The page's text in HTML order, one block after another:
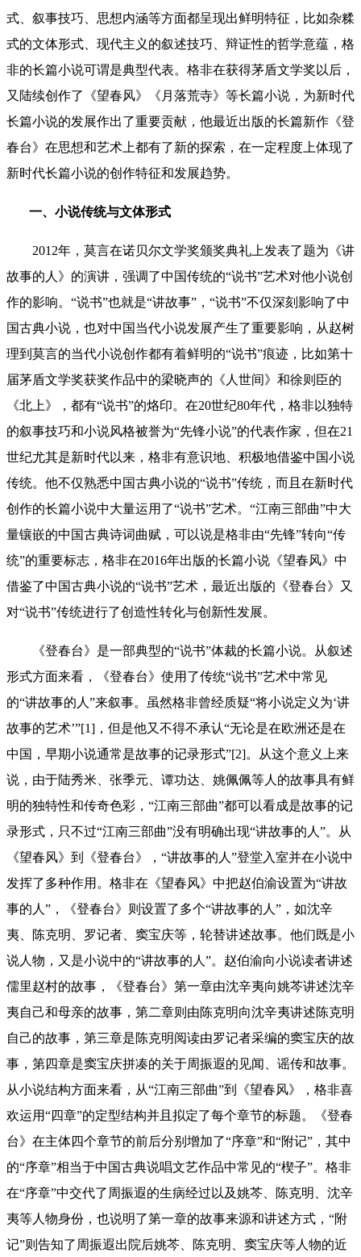
式、叙事技巧、思想内涵等方面都呈现出鲜明特征，比如杂糅
式的文体形式、现代主义的叙述技巧、辩证性的哲学意蕴，格
非的长篇小说可谓是典型代表。格非在获得茅盾文学奖以后，
又陆续创作了《望春风》《月落荒寺》等长篇小说，为新时代
长篇小说的发展作出了重要贡献，他最近出版的长篇新作《登
春台》在思想和艺术上都有了新的探索，在一定程度上体现了
新时代长篇小说的创作特征和发展趋势。
一、小说传统与文体形式
2012年，莫言在诺贝尔文学奖颁奖典礼上发表了题为《讲
故事的人》的演讲，强调了中国传统的“说书”艺术对他小说创
作的影响。“说书”也就是“讲故事”，“说书”不仅深刻影响了中
国古典小说，也对中国当代小说发展产生了重要影响，从赵树
理到莫言的当代小说创作都有着鲜明的“说书”痕迹，比如第十
届茅盾文学奖获奖作品中的梁晓声的《人世间》和徐则臣的
《北上》，都有“说书”的烙印。在20世纪80年代，格非以独特
的叙事技巧和小说风格被誉为“先锋小说”的代表作家，但在21
世纪尤其是新时代以来，格非有意识地、积极地借鉴中国小说
传统。他不仅熟悉中国古典小说的“说书”传统，而且在新时代
创作的长篇小说中大量运用了“说书”艺术。“江南三部曲”中大
量镶嵌的中国古典诗词曲赋，可以说是格非由“先锋”转向“传
统”的重要标志，格非在2016年出版的长篇小说《望春风》中
借鉴了中国古典小说的“说书”艺术，最近出版的《登春台》又
对“说书”传统进行了创造性转化与创新性发展。
《登春台》是一部典型的“说书”体裁的长篇小说。从叙述
形式方面来看，《登春台》使用了传统“说书”艺术中常见
的“讲故事的人”来叙事。虽然格非曾经质疑“将小说定义为‘讲
故事的艺术’”[1]，但是他又不得不承认“无论是在欧洲还是在
中国，早期小说通常是故事的记录形式”[2]。从这个意义上来
说，由于陆秀米、张季元、谭功达、姚佩佩等人的故事具有鲜
明的独特性和传奇色彩，“江南三部曲”都可以看成是故事的记
录形式，只不过“江南三部曲”没有明确出现“讲故事的人”。从
《望春风》到《登春台》，“讲故事的人”登堂入室并在小说中
发挥了多种作用。格非在《望春风》中把赵伯渝设置为“讲故
事的人”，《登春台》则设置了多个“讲故事的人”，如沈辛
夷、陈克明、罗记者、窦宝庆等，轮替讲述故事。他们既是小
说人物，又是小说中的“讲故事的人”。赵伯渝向小说读者讲述
儒里赵村的故事，《登春台》第一章由沈辛夷向姚芩讲述沈辛
夷自己和母亲的故事，第二章则由陈克明向沈辛夷讲述陈克明
自己的故事，第三章是陈克明阅读由罗记者采编的窦宝庆的故
事，第四章是窦宝庆拼凑的关于周振遐的见闻、谣传和故事。
从小说结构方面来看，从“江南三部曲”到《望春风》，格非喜
欢运用“四章”的定型结构并且拟定了每个章节的标题。《登春
台》在主体四个章节的前后分别增加了“序章”和“附记”，其中
的“序章”相当于中国古典说唱文艺作品中常见的“楔子”。格非
在“序章”中交代了周振遐的生病经过以及姚芩、陈克明、沈辛
夷等人物身份，也说明了第一章的故事来源和讲述方式，“附
记”则告知了周振遐出院后姚芩、陈克明、窦宝庆等人物的近